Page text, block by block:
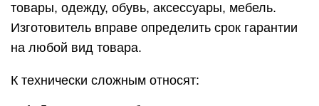
товары, одежду, обувь, аксессуары, мебель.
Изготовитель вправе определить срок гарантии
на любой вид товара.
К технически сложным относят: